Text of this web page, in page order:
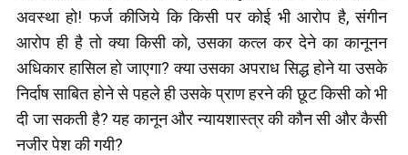
अवस्था हो! फर्ज कीजिये कि किसी पर कोई भी आरोप है, संगीन
आरोप ही है तो क्या किसी को, उसका कत्ल कर देने का कानूनन
अधिकार हासिल हो जाएगा? क्या उसका अपराध सिद्ध होने या उसके
निर्दाष साबित होने से पहले ही उसके प्राण हरने की छूट किसी को भी
दी जा सकती है? यह कानून और न्यायशास्त्र की कौन सी और कैसी
नजीर पेश की गयी?